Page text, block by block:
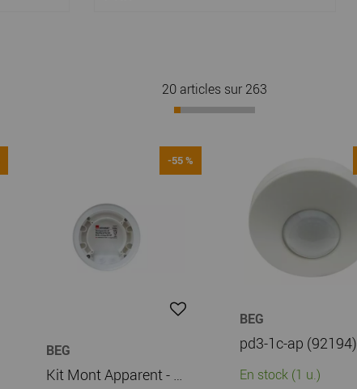
20 articles sur 263
-55 %
BEG
Kit Mont Apparent - Saillie Kit de montage en saillie BL2 (93256)
BEG
pd3-1c-ap (92194)
En stock (1 u.)